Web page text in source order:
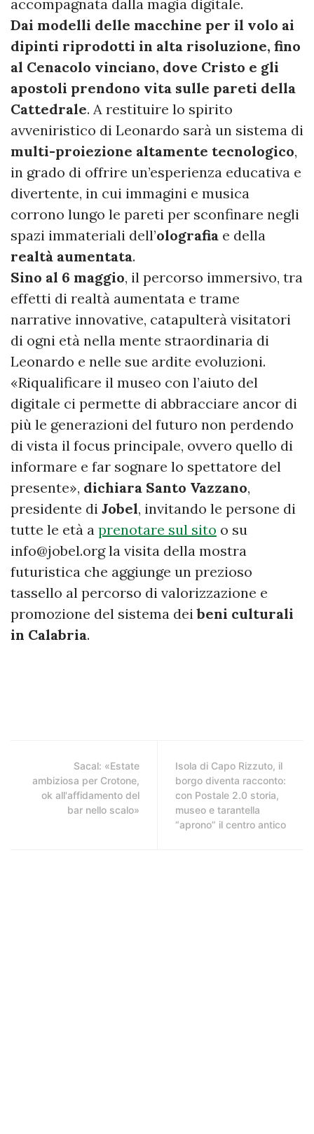
accompagnata dalla magia digitale.
Dai modelli delle macchine per il volo ai
dipinti riprodotti in alta risoluzione, fino
al Cenacolo vinciano, dove Cristo e gli
apostoli prendono vita sulle pareti della
Cattedrale. A restituire lo spirito
avveniristico di Leonardo sarà un sistema di
multi-proiezione altamente tecnologico,
in grado di offrire un’esperienza educativa e
divertente, in cui immagini e musica
corrono lungo le pareti per sconfinare negli
spazi immateriali dell’olografia e della
realtà aumentata.
Sino al 6 maggio, il percorso immersivo, tra
effetti di realtà aumentata e trame
narrative innovative, catapulterà visitatori
di ogni età nella mente straordinaria di
Leonardo e nelle sue ardite evoluzioni.
«Riqualificare il museo con l’aiuto del
digitale ci permette di abbracciare ancor di
più le generazioni del futuro non perdendo
di vista il focus principale, ovvero quello di
informare e far sognare lo spettatore del
presente», dichiara Santo Vazzano,
presidente di Jobel, invitando le persone di
tutte le età a prenotare sul sito o su
info@jobel.orgla visita della mostra
futuristica che aggiunge un prezioso
tassello al percorso di valorizzazione e
promozione del sistema deibeni culturali
in Calabria.
Sacal: «Estate
ambiziosa per Crotone,
ok all'affidamento del
bar nello scalo»
Isola di Capo Rizzuto, il
borgo diventa racconto:
con Postale 2.0 storia,
museo e tarantella
“aprono” il centro antico